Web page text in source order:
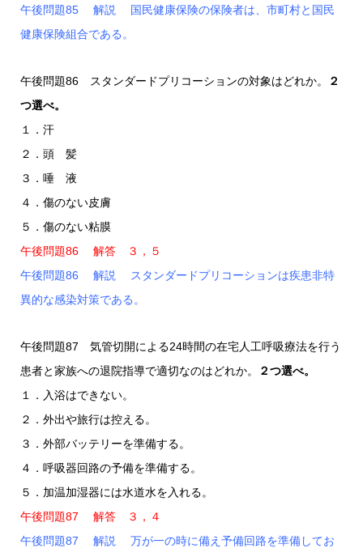
午後問題85 解説 国民健康保険の保険者は、市町村と国民
健康保険組合である。
午後問題86 スタンダードプリコーションの対象はどれか。
２
つ選べ。
１．汗
２．頭 髪
３．唾 液
４．傷のない皮膚
５．傷のない粘膜
午後問題86 解答 ３，５
午後問題86 解説 スタンダードプリコーションは疾患非特
異的な感染対策である。
午後問題87 気管切開による24時間の在宅人工呼吸療法を行う
患者と家族への退院指導で適切なのはどれか。
２つ選べ。
１．入浴はできない。
２．外出や旅行は控える。
３．外部バッテリーを準備する。
４．呼吸器回路の予備を準備する。
５．加温加湿器には水道水を入れる。
午後問題87 解答 ３，４
午後問題87 解説 万が一の時に備え予備回路を準備してお